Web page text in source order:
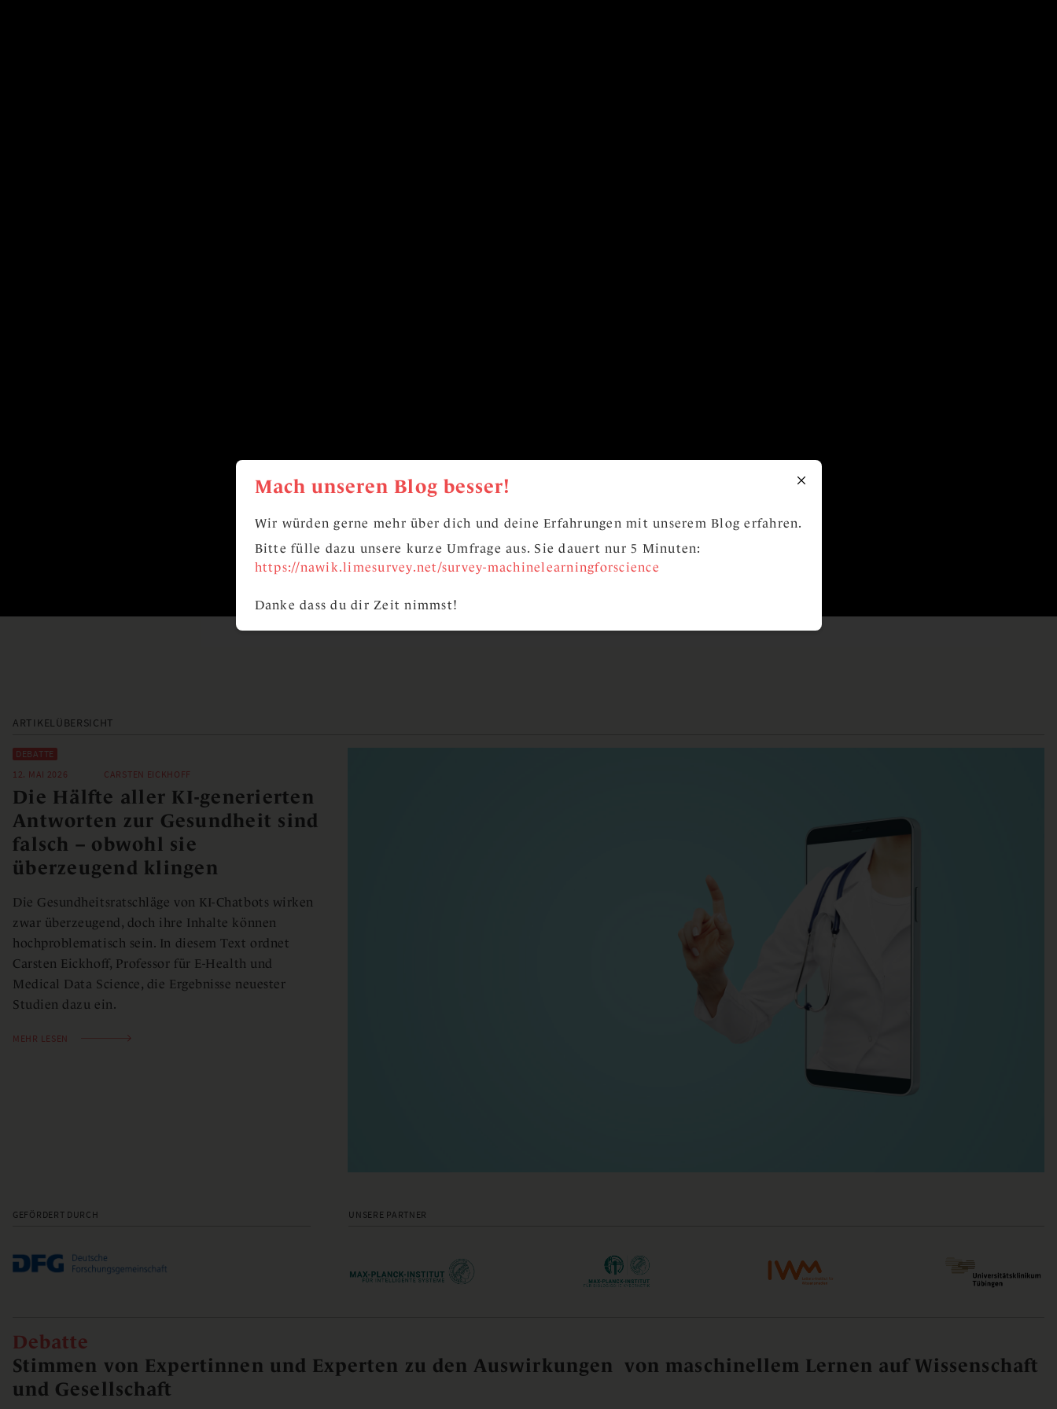
ARTIKELÜBERSICHT
DEBATTE
12. MAI 2026
CARSTEN EICKHOFF
Die Hälfte aller KI-generierten
Antworten zur Gesundheit sind
falsch – obwohl sie
überzeugend klingen
Die Gesundheitsratschläge von KI-Chatbots wirken
zwar überzeugend, doch ihre Inhalte können
hochproblematisch sein. In diesem Text ordnet
Carsten Eickhoff, Professor für E-Health und
Medical Data Science, die Ergebnisse neuester
Studien dazu ein.
MEHR LESEN
GEFÖRDERT DURCH UNSERE PARTNER
Debatte
Stimmen von Expertinnen und Experten zu den Auswirkungen von maschinellem Lernen auf Wissenschaft
und Gesellschaft
Mach unseren Blog besser!
Wir würden gerne mehr über dich und deine Erfahrungen mit unserem Blog erfahren.
Bitte fülle dazu unsere kurze Umfrage aus. Sie dauert nur 5 Minuten:
https://nawik.limesurvey.net/survey-machinelearningforscience
Danke dass du dir Zeit nimmst!